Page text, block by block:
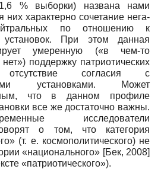
% выборки) названа нами
них характерно сочетание нега­
по отношению к
установок. При этом данная
умеренную («в чем-то
поддержку патриотических
согласия с
установками. Может
что в данном профиле
все же достаточно важны.
исследователи
о том, что категория
(т. е. космополитического) не
«национального» [Бек, 2008]
«патриотического»).